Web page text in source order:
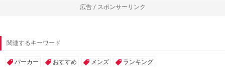
広告 / スポンサーリンク
関連するキーワード
パーカー おすすめ メンズ ランキング